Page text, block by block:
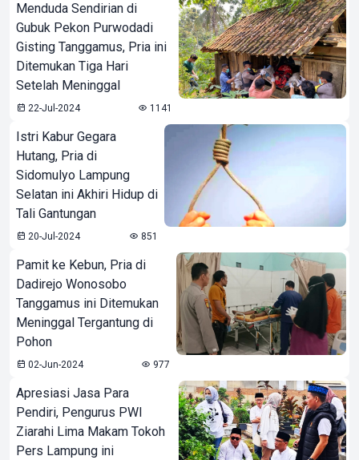
Menduda Sendirian di
Gubuk Pekon Purwodadi
Gisting Tanggamus, Pria ini
Ditemukan Tiga Hari
Setelah Meninggal
22-Jul-2024 1141
Istri Kabur Gegara
Hutang, Pria di
Sidomulyo Lampung
Selatan ini Akhiri Hidup di
Tali Gantungan
20-Jul-2024 851
Pamit ke Kebun, Pria di
Dadirejo Wonosobo
Tanggamus ini Ditemukan
Meninggal Tergantung di
Pohon
02-Jun-2024 977
Apresiasi Jasa Para
Pendiri, Pengurus PWI
Ziarahi Lima Makam Tokoh
Pers Lampung ini